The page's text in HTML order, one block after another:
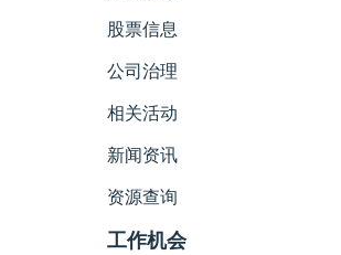
股票信息
公司治理
相关活动
新闻资讯
资源查询
工作机会